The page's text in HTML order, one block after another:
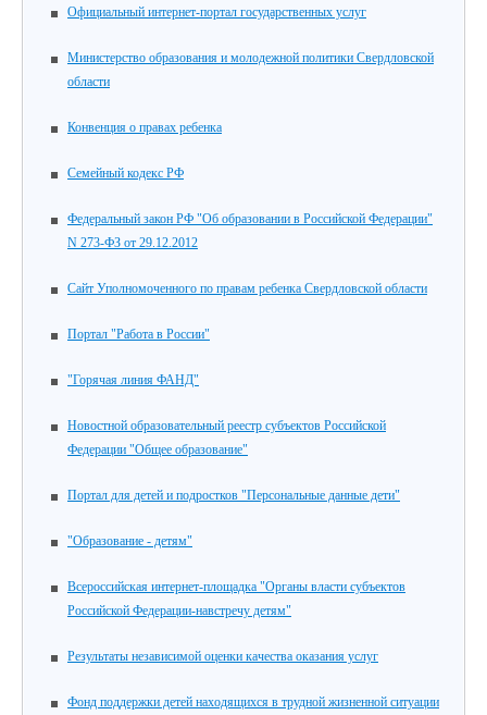
Официальный интернет-портал государственных услуг
Министерство образования и молодежной политики Свердловской
области
Конвенция о правах ребенка
Семейный кодекс РФ
Федеральный закон РФ "Об образовании в Российской Федерации"
N 273-ФЗ от 29.12.2012
Сайт Уполномоченного по правам ребенка Свердловской области
Портал "Работа в России"
"Горячая линия ФАНД"
Новостной образовательный реестр субъектов Российской
Федерации "Общее образование"
Портал для детей и подростков "Персональные данные дети"
"Образование - детям"
Всероссийская интернет-площадка "Органы власти субъектов
Российской Федерации-навстречу детям"
Результаты независимой оценки качества оказания услуг
Фонд поддержки детей находящихся в трудной жизненной ситуации